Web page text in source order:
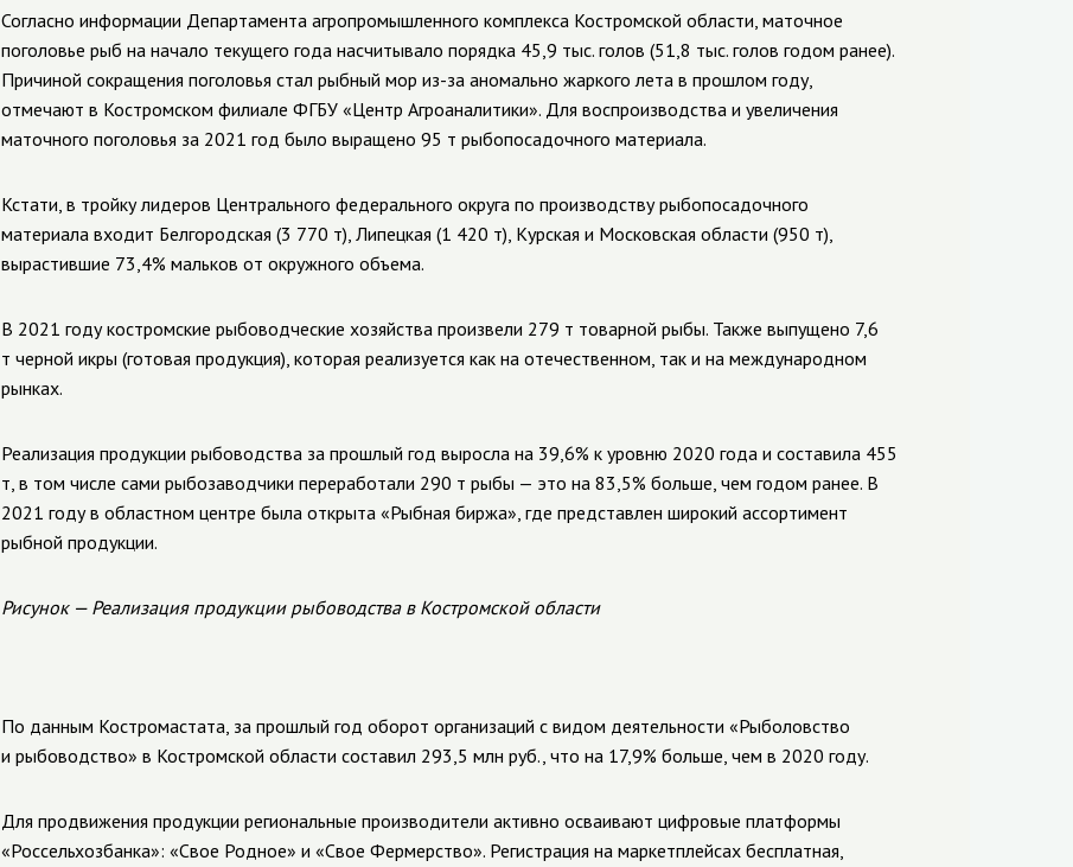
Согласно информации Департамента агропромышленного комплекса Костромской области, маточное
поголовье рыб на начало текущего года насчитывало порядка 45,9 тыс. голов (51,8 тыс. голов годом ранее).
Причиной сокращения поголовья стал рыбный мор из-за аномально жаркого лета в прошлом году,
отмечают в Костромском филиале ФГБУ «Центр Агроаналитики». Для воспроизводства и увеличения
маточного поголовья за 2021 год было выращено 95 т рыбопосадочного материала.
Кстати, в тройку лидеров Центрального федерального округа по производству рыбопосадочного
материала входит Белгородская (3 770 т), Липецкая (1 420 т), Курская и Московская области (950 т),
вырастившие 73,4% мальков от окружного объема.
В 2021 году костромские рыбоводческие хозяйства произвели 279 т товарной рыбы. Также выпущено 7,6
т черной икры (готовая продукция), которая реализуется как на отечественном, так и на международном
рынках.
Реализация продукции рыбоводства за прошлый год выросла на 39,6% к уровню 2020 года и составила 455
т, в том числе сами рыбозаводчики переработали 290 т рыбы — это на 83,5% больше, чем годом ранее. В
2021 году в областном центре была открыта «Рыбная биржа», где представлен широкий ассортимент
рыбной продукции.
Рисунок — Реализация продукции рыбоводства в Костромской области
По данным Костромастата, за прошлый год оборот организаций с видом деятельности «Рыболовство
и рыбоводство» в Костромской области составил 293,5 млн руб., что на 17,9% больше, чем в 2020 году.
Для продвижения продукции региональные производители активно осваивают цифровые платформы
«Россельхозбанка»: «Свое Родное» и «Свое Фермерство». Регистрация на маркетплейсах бесплатная,